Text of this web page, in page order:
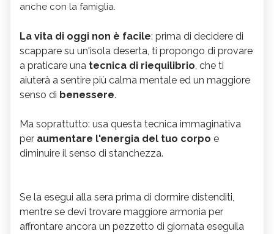
anche con la famiglia.
La vita di oggi non è facile: prima di decidere di
scappare su un'isola deserta, ti propongo di provare
a praticare una tecnica di riequilibrio, che ti
aiuterà a sentire più calma mentale ed un maggiore
senso di benessere.
Ma soprattutto: usa questa tecnica immaginativa
per aumentare l'energia del tuo corpo e
diminuire il senso di stanchezza.
Se la esegui alla sera prima di dormire distenditi,
mentre se devi trovare maggiore armonia per
affrontare ancora un pezzetto di giornata eseguila